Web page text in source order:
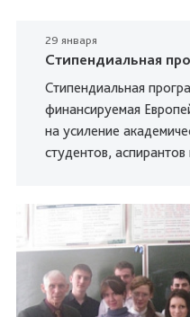
29 января
Стипендиальная
Стипендиальная
финансируемая
на усиление
студентов, аспирантов